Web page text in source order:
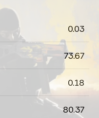
0.03
73.67
0.18
80.37